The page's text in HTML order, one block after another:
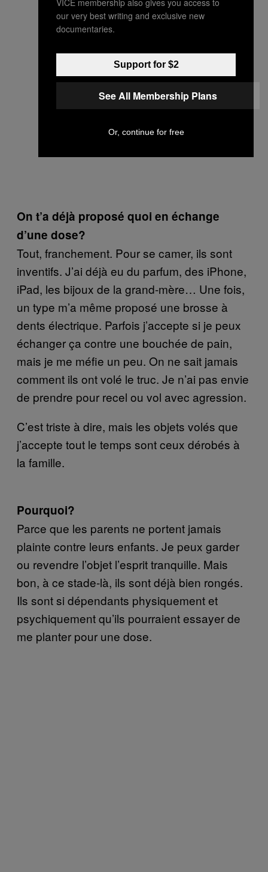
On t’a déjà proposé quoi en échange
d’une dose?
Tout, franchement. Pour se camer, ils sont
inventifs. J’ai déjà eu du parfum, des iPhone,
iPad, les bijoux de la grand-mère… Une fois,
un type m’a même proposé une brosse à
dents électrique. Parfois j’accepte si je peux
échanger ça contre une bouchée de pain,
mais je me méfie un peu. On ne sait jamais
comment ils ont volé le truc. Je n’ai pas envie
de prendre pour recel ou vol avec agression.
C’est triste à dire, mais les objets volés que
j’accepte tout le temps sont ceux dérobés à
la famille.
Pourquoi?
Parce que les parents ne portent jamais
plainte contre leurs enfants. Je peux garder
ou revendre l’objet l’esprit tranquille. Mais
bon, à ce stade-là, ils sont déjà bien rongés.
Ils sont si dépendants physiquement et
psychiquement qu’ils pourraient essayer de
me planter pour une dose.
our very best writing and exclusive new
documentaries.
Support for $2
See All Membership Plans
Or, continue for free